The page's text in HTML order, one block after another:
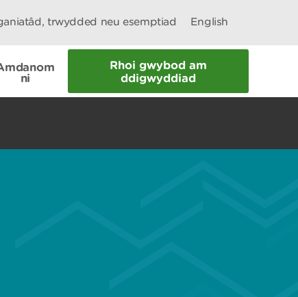
trwydded neu esemptiad English
ni
Rhoi gwybod am
ddigwyddiad